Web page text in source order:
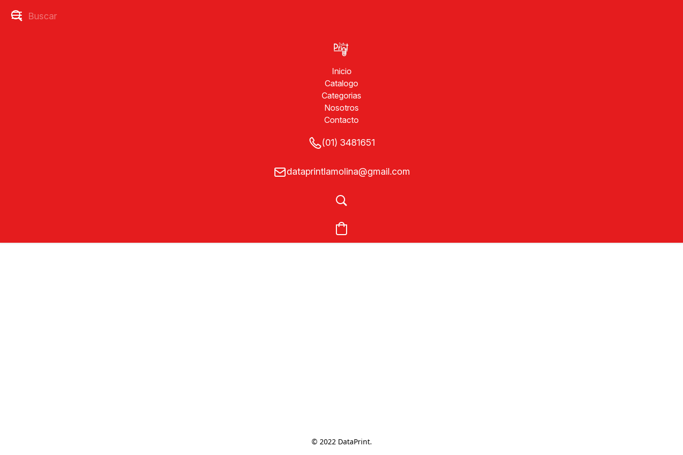
Inicio
Catalogo
Categorias
Nosotros
Contacto
(01) 3481651
dataprintlamolina@gmail.com
© 2022 DataPrint.